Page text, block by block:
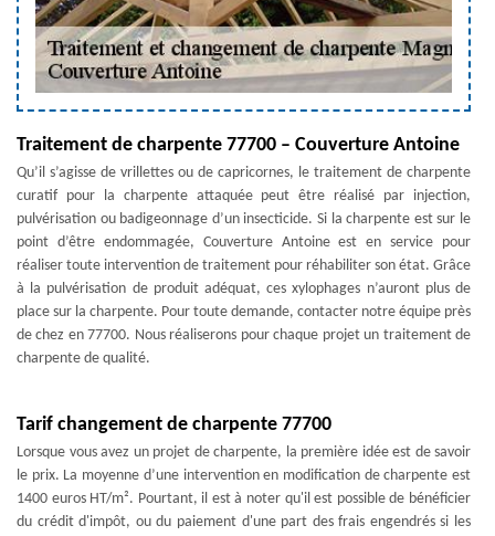
Traitement de charpente 77700 – Couverture Antoine
Qu’il s’agisse de vrillettes ou de capricornes, le traitement de charpente
curatif pour la charpente attaquée peut être réalisé par injection,
pulvérisation ou badigeonnage d’un insecticide. Si la charpente est sur le
point d’être endommagée, Couverture Antoine est en service pour
réaliser toute intervention de traitement pour réhabiliter son état. Grâce
à la pulvérisation de produit adéquat, ces xylophages n’auront plus de
place sur la charpente. Pour toute demande, contacter notre équipe près
de chez en 77700. Nous réaliserons pour chaque projet un traitement de
charpente de qualité.
Tarif changement de charpente 77700
Lorsque vous avez un projet de charpente, la première idée est de savoir
le prix. La moyenne d’une intervention en modification de charpente est
1400 euros HT/m². Pourtant, il est à noter qu'il est possible de bénéficier
du crédit d'impôt, ou du paiement d'une part des frais engendrés si les